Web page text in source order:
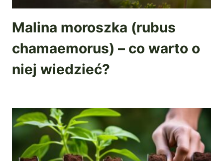
Malina moroszka (rubus
chamaemorus) – co warto o
niej wiedzieć?